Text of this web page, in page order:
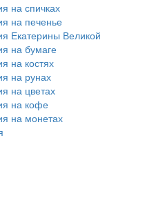
на спичках
на печенье
Екатерины Великой
на бумаге
на костях
на рунах
на цветах
на кофе
на монетах